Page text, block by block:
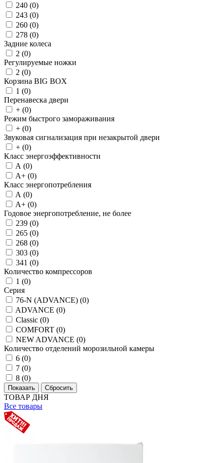
240 (0)
243 (0)
260 (0)
278 (0)
Задние колеса
2 (0)
Регулируемые ножки
2 (0)
Корзина BIG BOX
1 (0)
Перенавеска двери
+ (0)
Режим быстрого замораживания
+ (0)
Звуковая сигнализация при незакрытой двери
+ (0)
Класс энергоэффективности
A (0)
A+ (0)
Класс энергопотребления
A (0)
A+ (0)
Годовое энергопотребление, не более
239 (0)
265 (0)
268 (0)
303 (0)
341 (0)
Количество компрессоров
1 (0)
Серия
76-N (ADVANCE) (0)
ADVANCE (0)
Classic (0)
COMFORT (0)
NEW ADVANCE (0)
Количество отделений морозильной камеры
6 (0)
7 (0)
8 (0)
ТОВАР ДНЯ
Все товары